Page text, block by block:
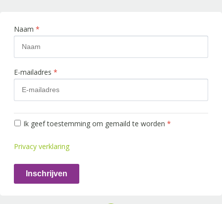
Naam *
E-mailadres *
Ik geef toestemming om gemaild te worden *
Privacy verklaring
Inschrijven